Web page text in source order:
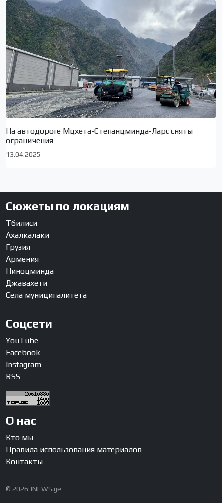
На автодороге Мцхета-Степанцминда-Ларс сняты
ограничения
13.04.2025
Сюжеты по локациям
Тбилиси
Ахалкалаки
Грузия
Армения
Ниноцминда
Джавахети
Села муниципалитета
Соцсети
YouTube
Facebook
Instagram
RSS
О нас
Кто мы
Правила использования материалов
Контакты
© 2026 JNEWS.ge